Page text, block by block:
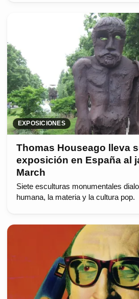
EXPOSICIONES
Thomas Houseago lleva
exposición en España al
March
Siete esculturas monumentales
humana, la materia y la cultura pop.